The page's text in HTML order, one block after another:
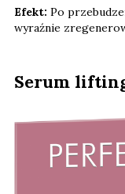
Efekt: Po
wyraźnie
Serum